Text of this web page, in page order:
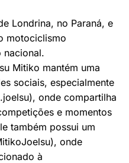
Londrina, no Paraná, e
motociclismo
nacional.
Mitiko mantém uma
sociais, especialmente
onde compartilha
e momentos
também possui um
onde
à